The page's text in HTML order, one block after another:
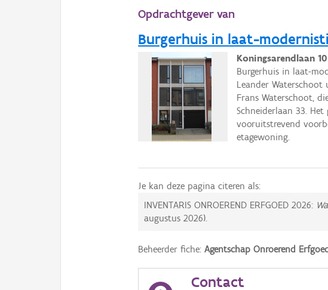
Opdrachtgever van
Burgerhuis in laat-
Koningsarendlaan
Burgerhuis in laat-
Leander Waterschoot
Frans Waterschoot,
Schneiderlaan 33.
vooruitstrevend
etagewoning.
Je kan deze pagina citeren als:
INVENTARIS ONROEREND ERFGOED 2026:
augustus 2026).
Beheerder fiche:Agentschap Onroerend Erfgoed
Contact